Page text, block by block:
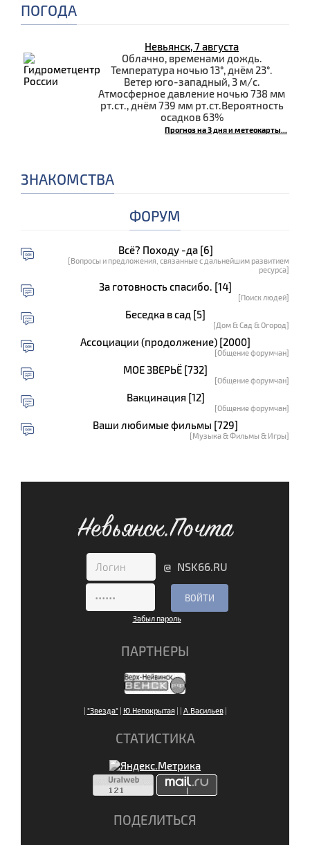
ПОГОДА
Невьянск, 7 августа
Облачно, временами дождь.
Температура ночью 13°, днём 23°.
Ветер юго-западный, 3 м/с.
Атмосферное давление ночью 738 мм
рт.ст., днём 739 мм рт.ст.Вероятность
осадков 63%
Прогноз на 3 дня и метеокарты...
ЗНАКОМСТВА
ФОРУМ
Всё? Походу -да [6]
[Вопросы и предложения, связанные с дальнейшим развитием
ресурса]
За готовность спасибо. [14]
[Поиск людей]
Беседка в сад [5]
[Дом & Сад & Огород]
Ассоциации (продолжение) [2000]
[Общение форумчан]
МОЕ ЗВЕРЬЁ [732]
[Общение форумчан]
Вакцинация [12]
[Общение форумчан]
Ваши любимые фильмы [729]
[Музыка & Фильмы & Игры]
Невьянск.Почта
@ NSK66.RU
Забыл пароль
ПАРТНЕРЫ
| "Звезда"| Ю.Непокрытая| | А.Васильев|
СТАТИСТИКА
ПОДЕЛИТЬСЯ